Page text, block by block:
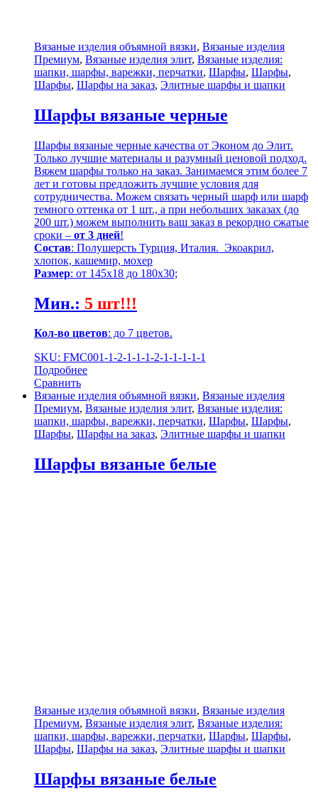
Вязаные изделия объямной вязки, Вязаные изделия
Премиум, Вязаные изделия элит, Вязаные изделия:
шапки, шарфы, варежки, перчатки, Шарфы, Шарфы,
Шарфы, Шарфы на заказ, Элитные шарфы и шапки
Шарфы вязаные черные
Шарфы вязаные черные качества от Эконом до Элит.
Только лучшие материалы и разумный ценовой подход.
Вяжем шарфы только на заказ. Занимаемся этим более 7
лет и готовы предложить лучшие условия для
сотрудничества. Можем связать черный шарф или шарф
темного оттенка от 1 шт., а при небольших заказах (до
200 шт.) можем выполнить ваш заказ в рекордно сжатые
сроки – от 3 дней!
Состав: Полушерсть Турция, Италия. Экоакрил,
хлопок, кашемир, мохер
Размер: от 145х18 до 180х30;
Мин.: 5 шт!!!
Кол-во цветов: до 7 цветов.
SKU: FMC001-1-2-1-1-1-2-1-1-1-1-1
Подробнее
Сравнить
Вязаные изделия объямной вязки, Вязаные изделия
Премиум, Вязаные изделия элит, Вязаные изделия:
шапки, шарфы, варежки, перчатки, Шарфы, Шарфы,
Шарфы, Шарфы на заказ, Элитные шарфы и шапки
Шарфы вязаные белые
Вязаные изделия объямной вязки, Вязаные изделия
Премиум, Вязаные изделия элит, Вязаные изделия:
шапки, шарфы, варежки, перчатки, Шарфы, Шарфы,
Шарфы, Шарфы на заказ, Элитные шарфы и шапки
Шарфы вязаные белые